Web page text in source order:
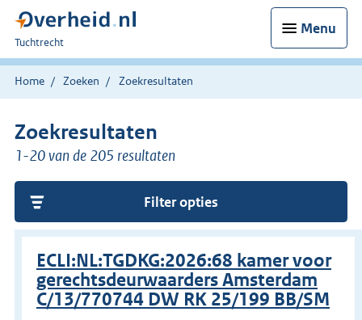
Menu
U
bent
hier:
Tuchtrecht
Home Zoeken Zoekresultaten
Zoekresultaten
1-20 van de 205 resultaten
Filter opties
ECLI:NL:TGDKG:2026:68 kamer voor
gerechtsdeurwaarders Amsterdam
C/13/770744 DW RK 25/199 BB/SM